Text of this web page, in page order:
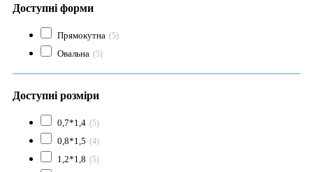
Доступні форми
Прямокутна (5)
Овальна (5)
Доступні розміри
0,7*1,4 (5)
0,8*1,5 (4)
1,2*1,8 (5)